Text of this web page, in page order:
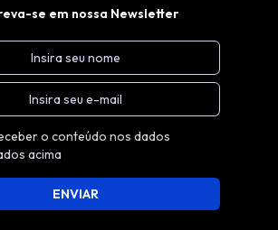
se em nossa Newsletter
o conteúdo nos dados
acima
ENVIAR